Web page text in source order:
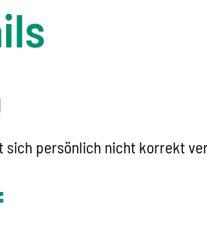
sich persönlich nicht korrekt